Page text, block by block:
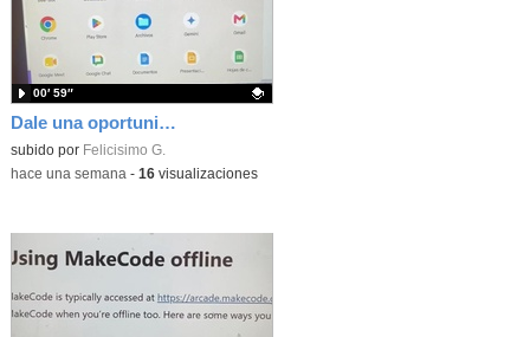
Dale una oportunidad a los Chromebooks y utiliza un proyector para realizar talleres si no tienes pantallas táctiles
Contenido educativo.
subido por Felicisimo G.
00′ 59″
-hace una semana - 16visualizaciones